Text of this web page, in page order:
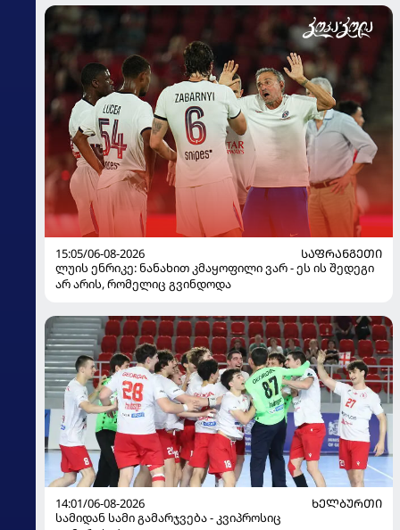
15:05/06-08-2026
ᲡᲐᲤᲠᲐᲜᲒᲔᲗᲘ
ლუის ენრიკე: ნანახით კმაყოფილი ვარ - ეს ის შედეგი
არ არის, რომელიც გვინდოდა
14:01/06-08-2026
ᲮᲔᲚᲑᲣᲠᲗᲘ
სამიდან სამი გამარჯვება - კვიპროსიც